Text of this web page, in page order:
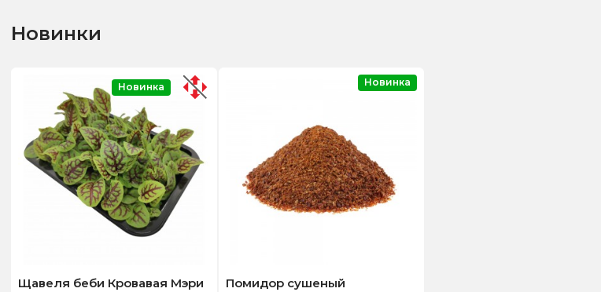
Новинки
Щавеля беби Кровавая Мэри
Новинка
Помидор сушеный
Новинка